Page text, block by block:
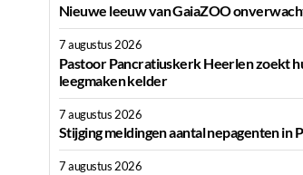
Nieuwe leeuw van GaiaZOO
7 augustus 2026
Pastoor Pancratiuskerk Heerlen zoekt
leegmaken kelder
7 augustus 2026
Stijging meldingen aantal nepagenten in
7 augustus 2026